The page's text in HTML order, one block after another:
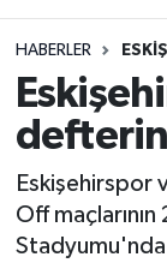
HABERLER
Eskişehirspor
Off
Stadyumu'nda
Trafik
Süper Lig
Tüm
Son